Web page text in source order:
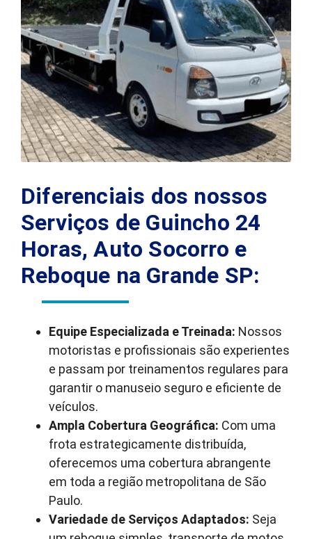
Diferenciais dos nossos
Serviços de Guincho 24
Horas, Auto Socorro e
Reboque na Grande SP:
Equipe Especializada e Treinada: Nossos
motoristas e profissionais são experientes
e passam por treinamentos regulares para
garantir o manuseio seguro e eficiente de
veículos.
Ampla Cobertura Geográfica: Com uma
frota estrategicamente distribuída,
oferecemos uma cobertura abrangente
em toda a região metropolitana de São
Paulo.
Variedade de Serviços Adaptados: Seja